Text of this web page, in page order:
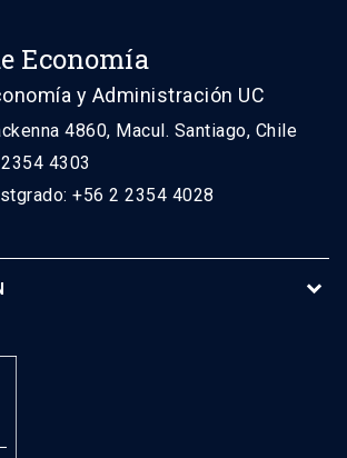
Economía
y Administración UC
4860, Macul. Santiago, Chile
4303
+56 2 2354 4028